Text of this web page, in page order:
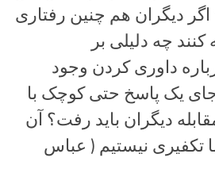
دیگران هم چنین رفتاری
کنند چه دلیلی بر
داوری کردن وجود
یک پاسخ حتی کوچک با
دیگران باید رفت؟ آن
تکفیری نیستیم ( عباس